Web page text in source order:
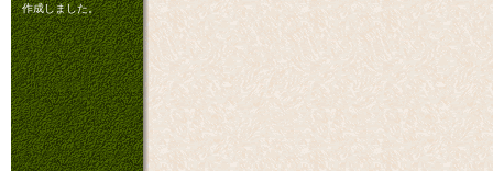
作成しました。